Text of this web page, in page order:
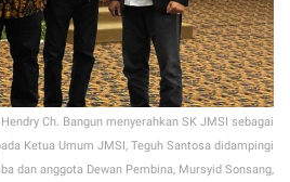
Ch. Bangun menyerahkan SK JMSI sebagai
Ketua Umum JMSI, Teguh Santosa didampingi
dan anggota Dewan Pembina, Mursyid Sonsang,